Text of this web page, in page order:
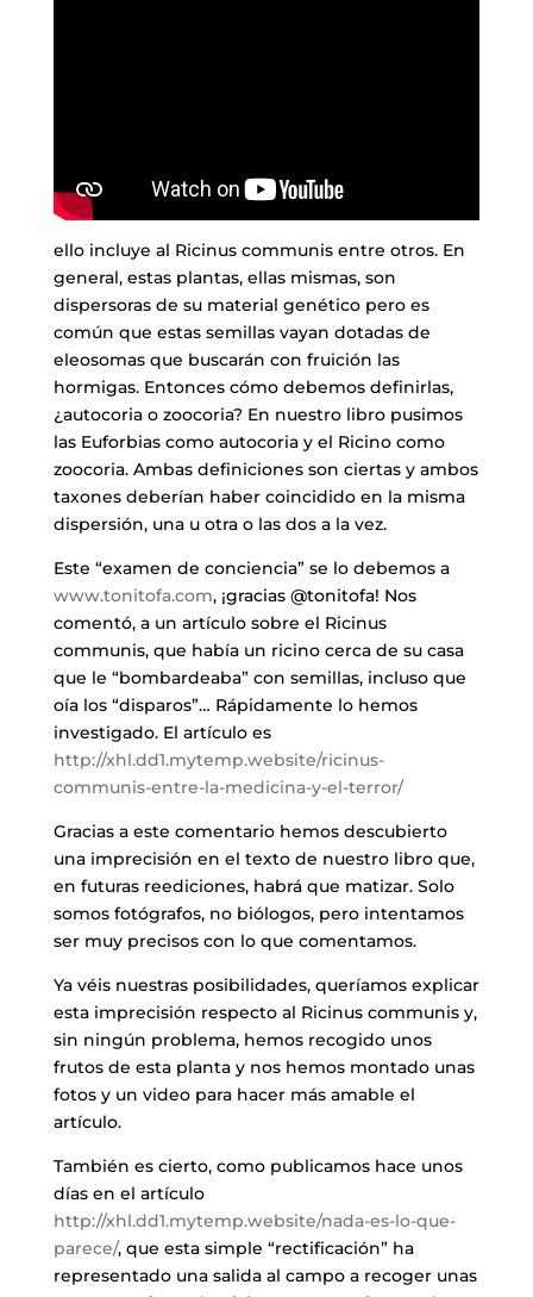
ello incluye al Ricinus communis entre otros. En
general, estas plantas, ellas mismas, son
dispersoras de su material genético pero es
común que estas semillas vayan dotadas de
eleosomas que buscarán con fruición las
hormigas. Entonces cómo debemos definirlas,
¿autocoria o zoocoria? En nuestro libro pusimos
las Euforbias como autocoria y el Ricino como
zoocoria. Ambas definiciones son ciertas y ambos
taxones deberían haber coincidido en la misma
dispersión, una u otra o las dos a la vez.
Este “examen de conciencia” se lo debemos a
www.tonitofa.com, ¡gracias @tonitofa! Nos
comentó, a un artículo sobre el Ricinus
communis, que había un ricino cerca de su casa
que le “bombardeaba” con semillas, incluso que
oía los “disparos”… Rápidamente lo hemos
investigado. El artículo es
http://xhl.dd1.mytemp.website/ricinus-
communis-entre-la-medicina-y-el-terror/
Gracias a este comentario hemos descubierto
una imprecisión en el texto de nuestro libro que,
en futuras reediciones, habrá que matizar. Solo
somos fotógrafos, no biólogos, pero intentamos
ser muy precisos con lo que comentamos.
Ya véis nuestras posibilidades, queríamos explicar
esta imprecisión respecto al Ricinus communis y,
sin ningún problema, hemos recogido unos
frutos de esta planta y nos hemos montado unas
fotos y un video para hacer más amable el
artículo.
También es cierto, como publicamos hace unos
días en el artículo
http://xhl.dd1.mytemp.website/nada-es-lo-que-
parece/, que esta simple “rectificación” ha
representado una salida al campo a recoger unas